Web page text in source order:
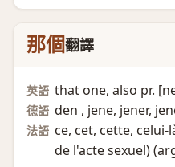
那個翻譯
英語 that one, also pr.
德語 den , jene, jener,
法語 ce, cet, cette,
de l'acte sexuel)​